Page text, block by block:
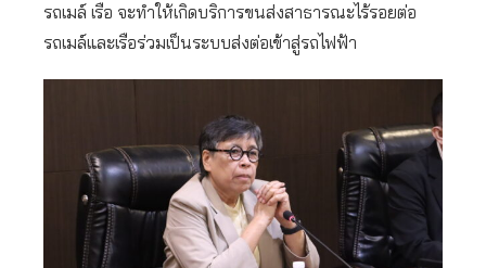
รถเมล์ เรือ จะทำให้เกิดบริการขนส่งสาธารณะไร้รอยต่อ
รถเมล์และเรือร่วมเป็นระบบส่งต่อเข้าสู่รถไฟฟ้า